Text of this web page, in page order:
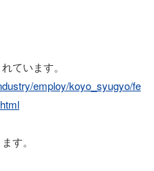
ています。
employ/koyo_syugyo/fe
す。